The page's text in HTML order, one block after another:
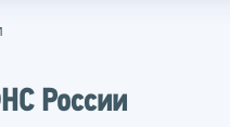
России